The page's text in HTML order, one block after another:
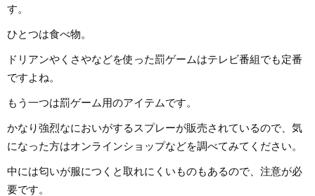
す。
ひとつは食べ物。
ドリアンやくさやなどを使った罰ゲームはテレビ番組でも定番
ですよね。
もう一つは罰ゲーム用のアイテムです。
かなり強烈なにおいがするスプレーが販売されているので、気
になった方はオンラインショップなどを調べてみてください。
中には匂いが服につくと取れにくいものもあるので、注意が必
要です。